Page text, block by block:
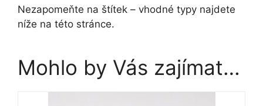
Nezapomeňte na štítek – vhodné typy najdete
níže na této stránce.
Mohlo by Vás zajímat…